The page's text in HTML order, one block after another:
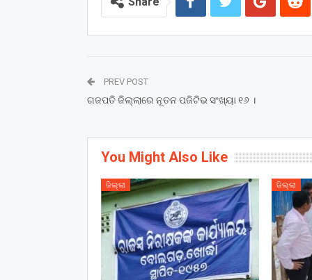
PREV POST
ଗଜପତି ଜିଲ୍ଲାରେ ନୂତନ ପଜିଟିଭ ସଂଖ୍ୟା ୧୬ ।
You Might Also Like
ଜିଲ୍ଲା ଜିଲ୍ଲା